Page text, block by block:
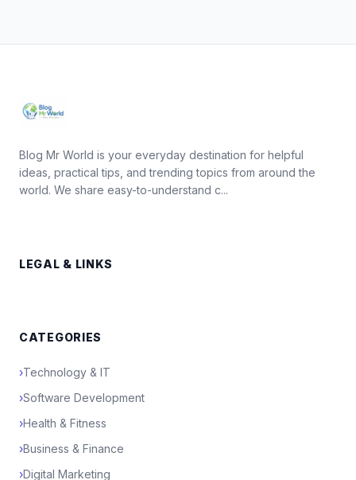
Blog Mr World is your everyday destination for helpful
ideas, practical tips, and trending topics from around the
world. We share easy-to-understand c...
LEGAL & LINKS
CATEGORIES
›Technology & IT
›Software Development
›Health & Fitness
›Business & Finance
›Digital Marketing